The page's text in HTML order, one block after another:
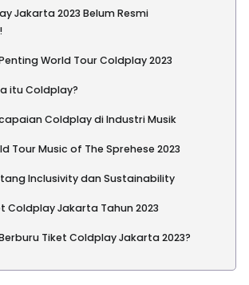
Jakarta 2023 Belum Resmi
World Tour Coldplay 2023
itu Coldplay?
Coldplay di Industri Musik
Tour Music of The Sprehese 2023
Inclusivity dan Sustainability
Coldplay Jakarta Tahun 2023
Tiket Coldplay Jakarta 2023?